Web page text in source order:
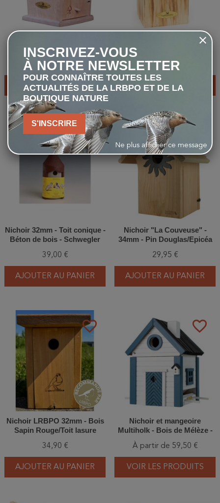
Nichoir Minnesota 32mm -
Bois/Ardoise
20,00 €
AJOUTER AU PANIER
Nichoir Anson 34mm - Bois
18,00 €
AJOUTER AU PANIER
favorite_border
Nichoir 32mm - Toit conique -
Béton de bois - Schwegler
39,00 €
AJOUTER AU PANIER
Nichoir "La Couveuse" -
34mm - Pin Douglas/Epicéa
29,95 €
AJOUTER AU PANIER
favorite_border
Nichoir LRBPO 32mm - Bois
Sapin Rouge/Toit lasure
34,90 €
AJOUTER AU PANIER
favorite_border
Nichoir et mangeoire
Multiholk - Bois de Mélèze -
Vert/Bleu/Bleu et blanc/Gris
À partir de 59,50 €
VOIR LES PRODUITS
INSCRIVEZ-VOUS
À NOTRE NEWSLETTER
POUR CONNAÎTRE TOUTES LES
ACTUALITÉS DE LA LRBPO ET DE LA
BOUTIQUE NATURE
S'INSCRIRE
Ne plus afficher ce message